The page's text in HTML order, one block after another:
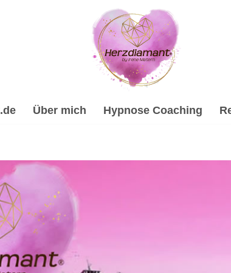
Über mich Hypnose Coaching
Energiearbeit & Reiki, Spirituelle
Trauerverarbeitung & Trauerhilfe, ✔️
Hypnose-Coach & psychologische Beraterin